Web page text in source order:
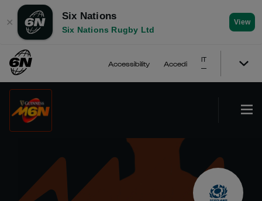
✕
Six Nations
Six Nations Rugby Ltd
View
Accessibility Accedi
IT